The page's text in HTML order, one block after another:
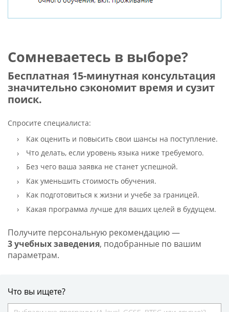
Сомневаетесь в выборе?
Бесплатная 15-минутная консультация
значительно сэкономит время и сузит
поиск.
Спросите специалиста:
Как оценить и повысить свои шансы на поступление.
Что делать, если уровень языка ниже требуемого.
Без чего ваша заявка не станет успешной.
Как уменьшить стоимость обучения.
Как подготовиться к жизни и учебе за границей.
Какая программа лучше для ваших целей в будущем.
Получите персональную рекомендацию —
3 учебных заведения, подобранные по вашим
параметрам.
Что вы ищете?